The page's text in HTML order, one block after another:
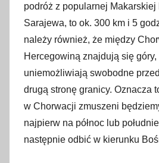
podróż z popularnej
Sarajewa, to ok. 300 km i 5
należy również, że między
Hercegowiną znajdują się góry,
uniemożliwiają swobodne
drugą stronę granicy. Oznacza
w Chorwacji zmuszeni
najpierw na północ lub
następnie odbić w kierunku